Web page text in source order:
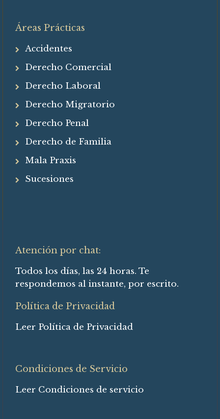
Áreas Prácticas
Accidentes
Derecho Comercial
Derecho Laboral
Derecho Migratorio
Derecho Penal
Derecho de Familia
Mala Praxis
Sucesiones
Atención por chat:
Todos los días, las 24 horas. Te
respondemos al instante, por escrito.
Política de Privacidad
Leer Política de Privacidad
Condiciones de Servicio
Leer Condiciones de servicio